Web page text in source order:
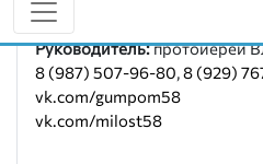
Социальный отдел
Руководитель:протоиерей
8 (987) 507-96-80,8 (929)
vk.com/gumpom58
vk.com/milost58